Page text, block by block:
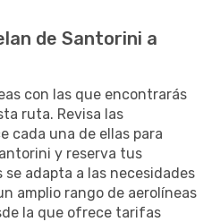
de Santorini a
con las que encontrarás
ruta. Revisa las
cada una de ellas para
y reserva tus
adapta a las necesidades
amplio rango de aerolíneas
la que ofrece tarifas